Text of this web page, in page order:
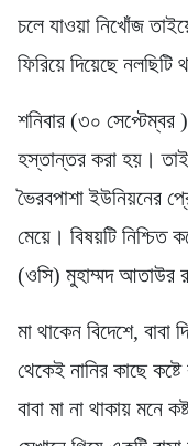
চলে যাওয়া নিখোঁজ
ফিরিয়ে দিয়েছে নলছিটি
শনিবার (৩০ সেপ্টেম্বর )
হস্তান্তর করা হয়।
ভৈরবপাশা ইউনিয়নের
মেয়ে। বিষয়টি নিশ্চিত
(ওসি) মুহাম্মদ আতাউর
মা থাকেন বিদেশে,
থেকেই নানির কাছে
বাবা মা না থাকায় মনে